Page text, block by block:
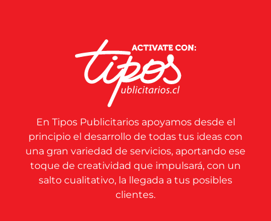
En Tipos Publicitarios apoyamos desde el
principio el desarrollo de todas tus ideas con
una gran variedad de servicios, aportando ese
toque de creatividad que impulsará, con un
salto cualitativo, la llegada a tus posibles
clientes.